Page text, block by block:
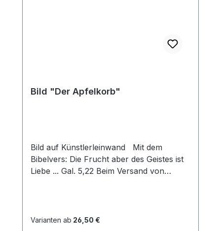
Bild "Der Apfelkorb"
Bild auf Künstlerleinwand Mit dem
Bibelvers: Die Frucht aber des Geistes ist
Liebe ... Gal. 5,22 Beim Versand von
Sperrgut in Höhe von 28,99€ berechnet.
Varianten ab 26,50 €